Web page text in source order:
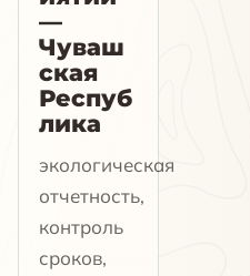
—
Чуваш
ская
Респуб
лика
экологическая
отчетность,
контроль
сроков,